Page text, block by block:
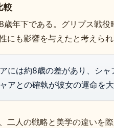
較
歳年下である。グリプス戦
にも影響を与えたと考えら
には約8歳の差があり、シ
アとの確執が彼女の運命を
二人の戦略と美学の違いを